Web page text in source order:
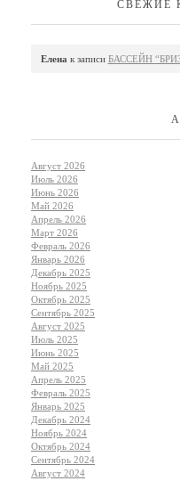
СВЕЖИЕ
Елена к записи БАССЕЙН
Август 2026
Июль 2026
Июнь 2026
Май 2026
Апрель 2026
Март 2026
Февраль 2026
Январь 2026
Декабрь 2025
Ноябрь 2025
Октябрь 2025
Сентябрь 2025
Август 2025
Июль 2025
Июнь 2025
Май 2025
Апрель 2025
Февраль 2025
Январь 2025
Декабрь 2024
Ноябрь 2024
Октябрь 2024
Сентябрь 2024
Август 2024